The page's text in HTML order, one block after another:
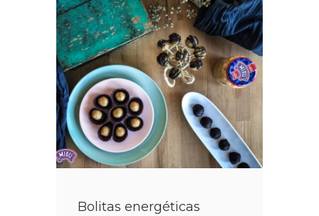
DE
APROVECHAMIENTO
Bolitas energéticas